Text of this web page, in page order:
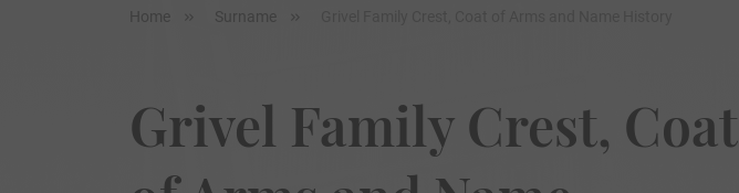
Home Surname
Grivel Family Crest, Coat